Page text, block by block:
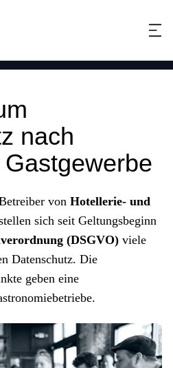
nach
Gastgewerbe
von Hotellerie- und
sich seit Geltungsbeginn
(DSGVO) viele
Datenschutz. Die
geben eine